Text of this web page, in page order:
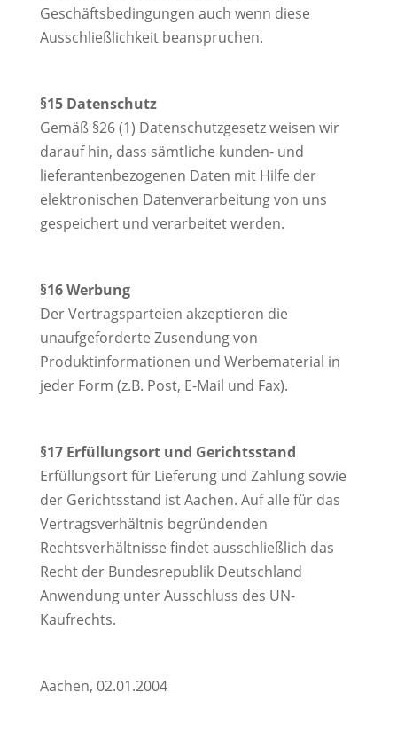
Geschäftsbedingungen auch wenn diese
Ausschließlichkeit beanspruchen.
§15 Datenschutz
Gemäß §26 (1) Datenschutzgesetz weisen wir
darauf hin, dass sämtliche kunden- und
lieferantenbezogenen Daten mit Hilfe der
elektronischen Datenverarbeitung von uns
gespeichert und verarbeitet werden.
§16 Werbung
Der Vertragsparteien akzeptieren die
unaufgeforderte Zusendung von
Produktinformationen und Werbematerial in
jeder Form (z.B. Post, E-Mail und Fax).
§17 Erfüllungsort und Gerichtsstand
Erfüllungsort für Lieferung und Zahlung sowie
der Gerichtsstand ist Aachen. Auf alle für das
Vertragsverhältnis begründenden
Rechtsverhältnisse findet ausschließlich das
Recht der Bundesrepublik Deutschland
Anwendung unter Ausschluss des UN-
Kaufrechts.
Aachen, 02.01.2004